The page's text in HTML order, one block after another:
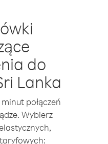
do
Lanka
połączeń
Wybierz